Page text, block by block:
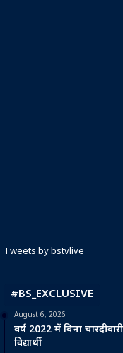
Tweets by bstvlive
#BS_EXCLUSIVE
August 6, 2026
वर्ष 2022 में बिना
विद्यार्थी